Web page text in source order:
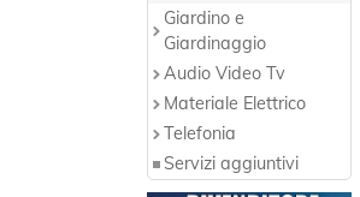
Giardino e
Giardinaggio
Audio Video Tv
Materiale Elettrico
Telefonia
Servizi aggiuntivi